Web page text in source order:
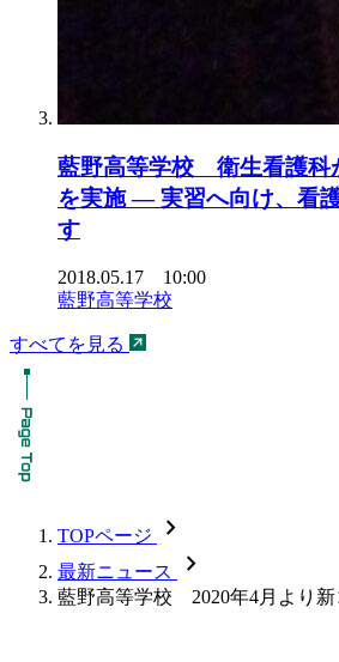
藍野高等学校 衛生看護科
を実施 — 実習へ向け、看
す
2018.05.17 10:00
藍野高等学校
すべてを見る
TOPページ chevron_forward
最新ニュース chevron_forward
藍野高等学校 2020年4月より新